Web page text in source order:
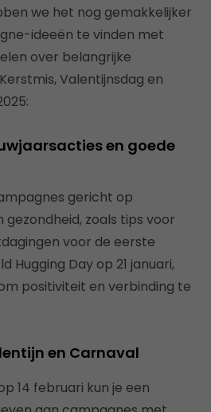
we het nog gemakkelijker
ideeën te vinden met
over belangrijke
Valentijnsdag en
en goede
gericht op
gezondheid, zoals tips voor
voor de eerste
Hugging Day op 21 januari,
positiviteit en verbinding te
en Carnaval
14 februari kun je een